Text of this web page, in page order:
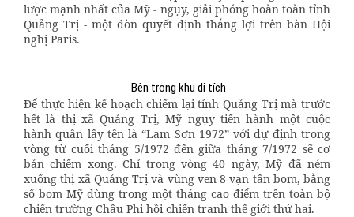
lược mạnh nhất của Mỹ - ngụy, giải phóng hoàn toàn tỉnh
Quảng Trị - một đòn quyết định thắng lợi trên bàn Hội
nghị Paris.
Bên trong khu di tích
Ðể thực hiện kế hoạch chiếm lại tỉnh Quảng Trị mà trước
hết là thị xã Quảng Trị, Mỹ ngụy tiến hành một cuộc
hành quân lấy tên là “Lam Sơn 1972” với dự định trong
vòng từ cuối tháng 5/1972 đến giữa tháng 7/1972 sẽ cơ
bản chiếm xong. Chỉ trong vòng 40 ngày, Mỹ đã ném
xuống thị xã Quảng Trị và vùng ven 8 vạn tấn bom, bằng
số bom Mỹ dùng trong một tháng cao điểm trên toàn bộ
chiến trường Châu Phi hồi chiến tranh thế giới thứ hai.